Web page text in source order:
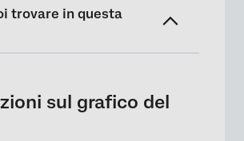
trovare in questa
sul grafico del